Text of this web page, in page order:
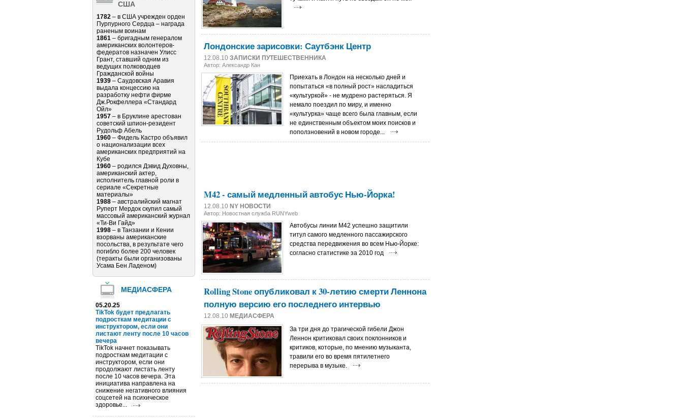
США
1782 – в США учрежден орден
Пурпурного Сердца – награда
раненым воинам
1861 – бригадным генералом
американских волонтеров-
федератов назначен Улисс
Грант, ставший одним из
ведущих полководцев
Гражданской войны
1939 – Саудовская Аравия
выдала концессию на
разработку нефти фирме
Дж.Рокфеллера «Стандард
Ойл»
1957 – в Бруклине арестован
советский шпион-резидент
Рудольф Абель
1960 – Фидель Кастро объявил
о национализации всех
американских предприятий на
Кубе
1960 – родился Дэвид Духовны,
американский актер,
исполнитель главной роли в
сериале «Секретные
материалы»
1988 – австралийский магнат
Руперт Мердок скупил самый
массовый американский журнал
«Ти-Ви Гайд»
1998 – в Танзании и Кении
взорваны американские
посольства, в результате чего
погибло более 200 человек
(теракты были организованы
Усама Бен Ладеном)
МЕДИАСФЕРА
05.20.25
TikTok будет предлагать
подросткам медитации с
инструктором, если они
листают ленту после 10 часов
вечера
TikTok начнет показывать
подросткам медитации с
инструктором, если они
продолжают листать ленту
после 10 часов вечера. Эта
инициатива направлена на
снижение негативного влияния
соцсетей на психическое
здоровье...
Лондонские зарисовки: Саутбэнк Центр
12.08.10 ЗАПИСКИ ПУТЕШЕСТВЕННИКА
Автор: Александр Кан
Приехать в Лондон на несколько дней и
попытаться «в полный рост» насладиться
«культуркой» - не мудрено растеряться. Я
немало поездил по миру, и именно
«культурка» чаще всего была главным, если
не единственным объектом моих поисков и
поползновений в новом городе...
M42 - самый медленный автобус Нью-Йорка!
12.08.10 NY НОВОСТИ
Автор: Новостная служба RUNYweb
Автобусы линии М42 успешно защитили
титул самого медленного пассажирского
средства передвижения во всем Нью-Йорке:
согласно статистике за 2010 год
Rolling Stone опубликовал к 30-летию смерти Леннона
полную версию его последнего интервью
12.08.10 МЕДИАСФЕРА
За три дня до трагической гибели Джон
Леннон критиковал своих поклонников и
критиков, которые, по мнению музыканта,
травили его во время пятилетнего
перерыва в музыке.